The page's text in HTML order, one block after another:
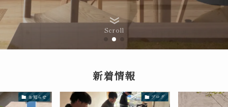
Scroll
新着情報
お知らせ ブログ